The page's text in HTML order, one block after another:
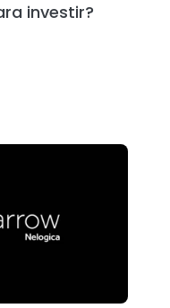
investir?